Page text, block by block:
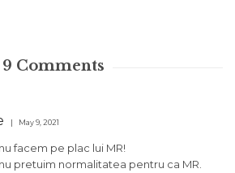
9 Comments
May 9, 2021
facem pe plac lui MR!
pretuim normalitatea pentru ca MR.